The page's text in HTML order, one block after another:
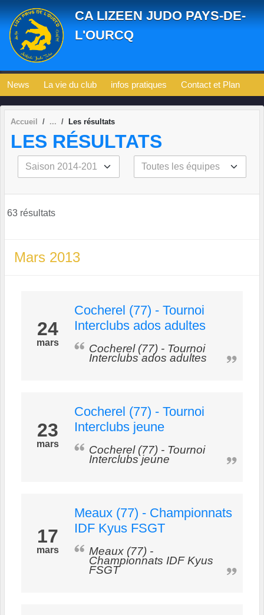
CA LIZEEN JUDO PAYS-DE-
L'OURCQ
News La vie du club infos pratiques Contact et Plan
Accueil Les résultats
LES RÉSULTATS
63 résultats
Mars 2013
24
mars
Cocherel (77) - Tournoi
Interclubs ados adultes
Cocherel (77) - Tournoi
Interclubs ados adultes
23
mars
Cocherel (77) - Tournoi
Interclubs jeune
Cocherel (77) - Tournoi
Interclubs jeune
17
mars
Meaux (77) - Championnats
IDF Kyus FSGT
Meaux (77) -
Championnats IDF Kyus
FSGT
Panneau de gestion des cookies